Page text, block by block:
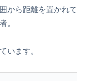
から距離を置かれて
。
います。